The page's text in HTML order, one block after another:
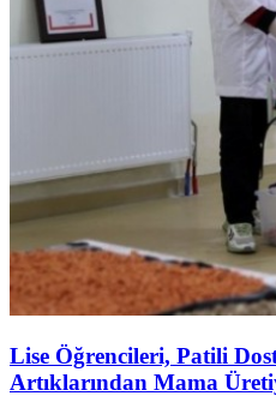
Lise Öğrencileri, Patili
Artıklarından Mama